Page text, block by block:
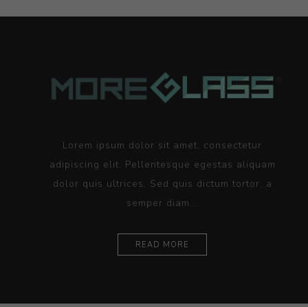
Lorem ipsum dolor sit amet, consectetur
adipiscing elit. Pellentesque egestas aliquam
dolor quis ultrices. Sed quis dictum tortor, a
semper diam...
READ MORE